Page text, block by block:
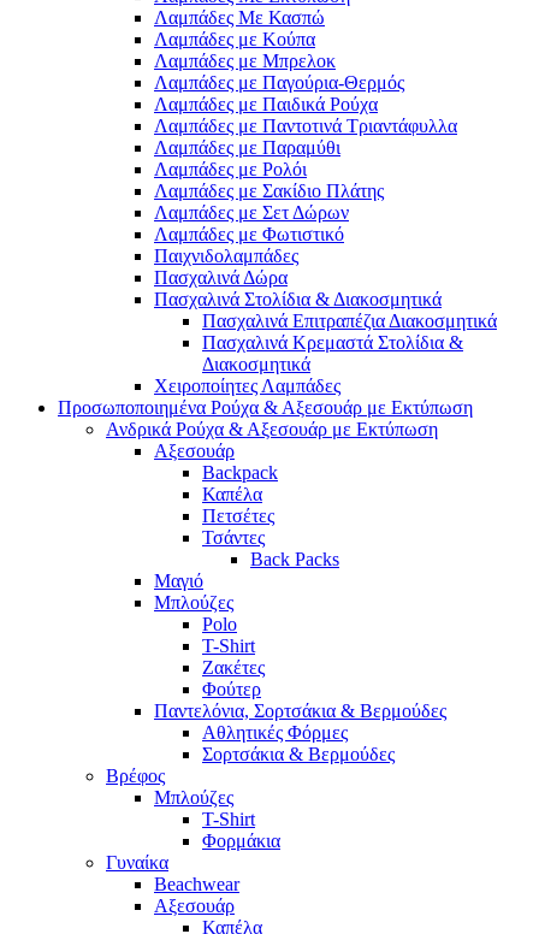
Λαμπάδες Με Κασπώ
Λαμπάδες με Κούπα
Λαμπάδες με Μπρελοκ
Λαμπάδες με Παγούρια-Θερμός
Λαμπάδες με Παιδικά Ρούχα
Λαμπάδες με Παντοτινά Τριαντάφυλλα
Λαμπάδες με Παραμύθι
Λαμπάδες με Ρολόι
Λαμπάδες με Σακίδιο Πλάτης
Λαμπάδες με Σετ Δώρων
Λαμπάδες με Φωτιστικό
Παιχνιδολαμπάδες
Πασχαλινά Δώρα
Πασχαλινά Στολίδια & Διακοσμητικά
Πασχαλινά Επιτραπέζια Διακοσμητικά
Πασχαλινά Κρεμαστά Στολίδια &
Διακοσμητικά
Χειροποίητες Λαμπάδες
Προσωποποιημένα Ρούχα & Αξεσουάρ με Εκτύπωση
Ανδρικά Ρούχα & Αξεσουάρ με Εκτύπωση
Αξεσουάρ
Backpack
Καπέλα
Πετσέτες
Τσάντες
Back Packs
Μαγιό
Μπλούζες
Polo
T-Shirt
Ζακέτες
Φούτερ
Παντελόνια, Σορτσάκια & Βερμούδες
Αθλητικές Φόρμες
Σορτσάκια & Βερμούδες
Βρέφος
Μπλούζες
T-Shirt
Φορμάκια
Γυναίκα
Beachwear
Αξεσουάρ
Καπέλα